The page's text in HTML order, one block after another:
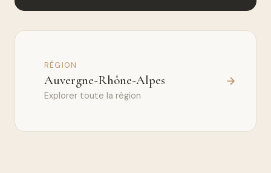
RÉGION
Auvergne-Rhône-Alpes
Explorer toute la région